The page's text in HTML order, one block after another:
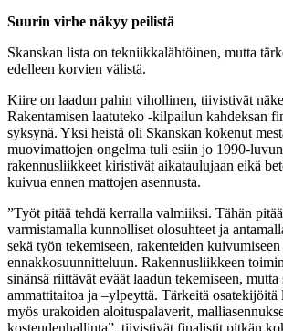
Suurin virhe näkyy peilistä
Skanskan lista on tekniikkalähtöinen, mutta
edelleen korvien välistä.
Kiire on laadun pahin vihollinen, tiivistivät
Rakentamisen laatuteko -kilpailun kahdeksan
syksynä. Yksi heistä oli Skanskan kokenut
muovimattojen ongelma tuli esiin jo 1990-
rakennusliikkeet kiristivät aikataulujaan eikä
kuivua ennen mattojen asennusta.
”Työt pitää tehdä kerralla valmiiksi. Tähän
varmistamalla kunnolliset olosuhteet ja
sekä työn tekemiseen, rakenteiden kuivumiseen
ennakkosuunnitteluun. Rakennusliikkeen
sinänsä riittävät eväät laadun tekemiseen,
ammattitaitoa ja –ylpeyttä. Tärkeitä osatekijöitä
myös urakoiden aloituspalaverit,
kosteudenhallinta”, tiivistivät finalistit pitkän